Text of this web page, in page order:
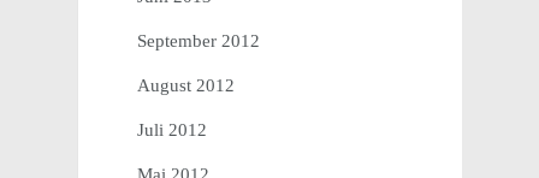
September 2012
August 2012
Juli 2012